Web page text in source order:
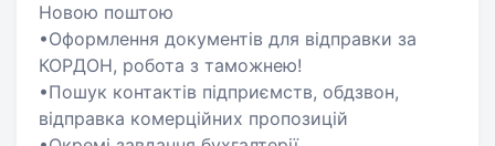
Новою поштою
•Оформлення документів для відправки за
КОРДОН, робота з таможнею!
•Пошук контактів підприємств, обдзвон,
відправка комерційних пропозицій